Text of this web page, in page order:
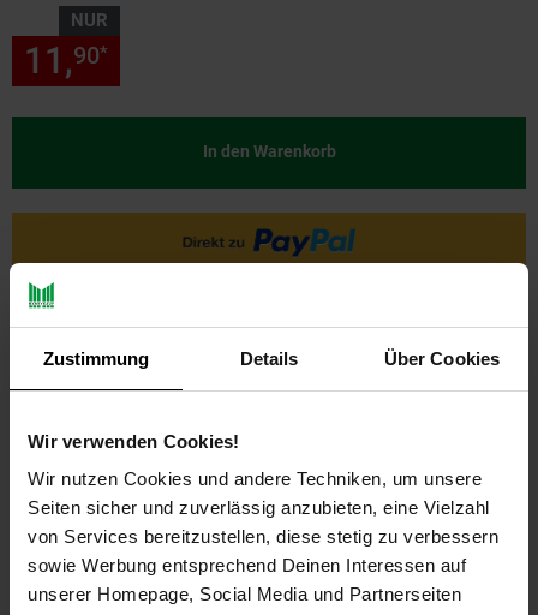
Zustimmung Details Über Cookies
Wir verwenden Cookies!
Wir nutzen Cookies und andere Techniken, um unsere
Seiten sicher und zuverlässig anzubieten, eine Vielzahl
von Services bereitzustellen, diese stetig zu verbessern
sowie Werbung entsprechend Deinen Interessen auf
unserer Homepage, Social Media und Partnerseiten
NUR
11,90*
In den Warenkorb
PAYBACK
Payback Punkte Basis°Punkte: